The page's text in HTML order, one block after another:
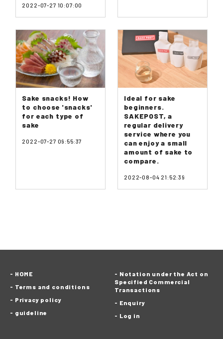
2022-07-27 10:07:00
Sake snacks! How
to choose 'snacks'
for each type of
sake
2022-07-27 09:55:37
Ideal for sake
beginners.
SAKEPOST, a
regular delivery
service where you
can enjoy a small
amount of sake to
compare.
2022-08-04 21:52:39
HOME
Terms and conditions
Privacy policy
guideline
Notation under the Act on
Specified Commercial
Transactions
Enquiry
Log in